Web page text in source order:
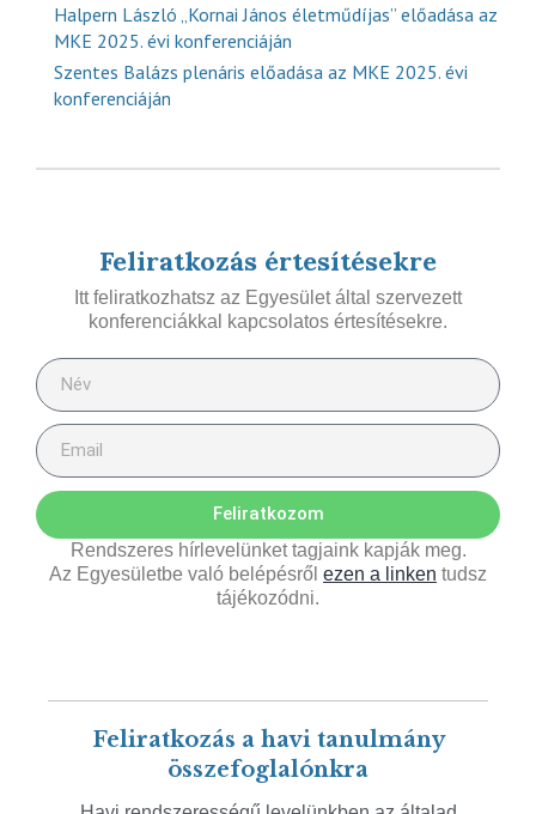
Halpern László „Kornai János életműdíjas” előadása az
MKE 2025. évi konferenciáján
Szentes Balázs plenáris előadása az MKE 2025. évi
konferenciáján
Feliratkozás értesítésekre
Itt feliratkozhatsz az Egyesület által szervezett
konferenciákkal kapcsolatos értesítésekre.
Feliratkozom
Rendszeres hírlevelünket tagjaink kapják meg.
Az Egyesületbe való belépésről ezen a linken tudsz
tájékozódni.
Feliratkozás a havi tanulmány
összefoglalónkra